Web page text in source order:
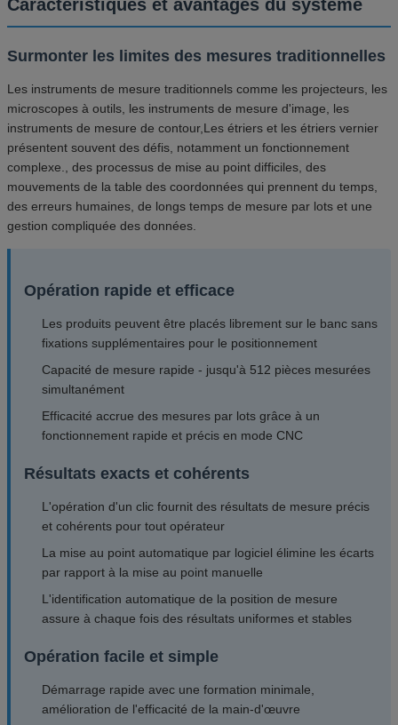
Caractéristiques et avantages du système
Surmonter les limites des mesures traditionnelles
Les instruments de mesure traditionnels comme les projecteurs, les
microscopes à outils, les instruments de mesure d'image, les
instruments de mesure de contour,Les étriers et les étriers vernier
présentent souvent des défis, notamment un fonctionnement
complexe., des processus de mise au point difficiles, des
mouvements de la table des coordonnées qui prennent du temps,
des erreurs humaines, de longs temps de mesure par lots et une
gestion compliquée des données.
Opération rapide et efficace
Les produits peuvent être placés librement sur le banc sans
fixations supplémentaires pour le positionnement
Capacité de mesure rapide - jusqu'à 512 pièces mesurées
simultanément
Efficacité accrue des mesures par lots grâce à un
fonctionnement rapide et précis en mode CNC
Résultats exacts et cohérents
L'opération d'un clic fournit des résultats de mesure précis
et cohérents pour tout opérateur
La mise au point automatique par logiciel élimine les écarts
par rapport à la mise au point manuelle
L'identification automatique de la position de mesure
assure à chaque fois des résultats uniformes et stables
Opération facile et simple
Démarrage rapide avec une formation minimale,
amélioration de l'efficacité de la main-d'œuvre